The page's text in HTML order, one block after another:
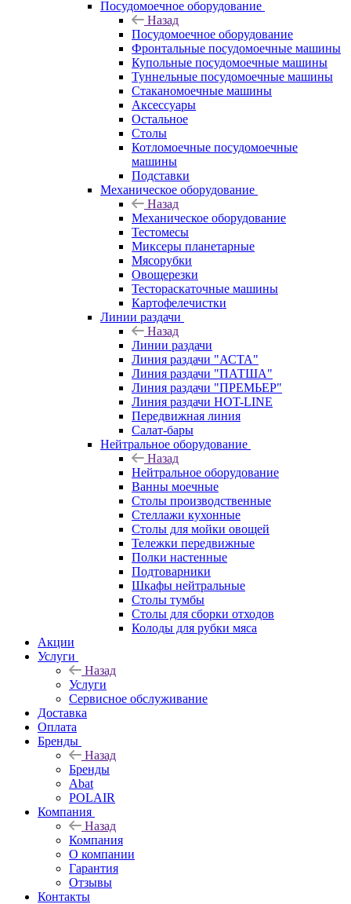
Посудомоечное оборудование
Назад
Посудомоечное оборудование
Фронтальные посудомоечные машины
Купольные посудомоечные машины
Туннельные посудомоечные машины
Стаканомоечные машины
Аксессуары
Остальное
Столы
Котломоечные посудомоечные
машины
Подставки
Механическое оборудование
Назад
Механическое оборудование
Тестомесы
Миксеры планетарные
Мясорубки
Овощерезки
Тестораскаточные машины
Картофелечистки
Линии раздачи
Назад
Линии раздачи
Линия раздачи "АСТА"
Линия раздачи "ПАТША"
Линия раздачи "ПРЕМЬЕР"
Линия раздачи HOT-LINE
Передвижная линия
Салат-бары
Нейтральное оборудование
Назад
Нейтральное оборудование
Ванны моечные
Столы производственные
Стеллажи кухонные
Столы для мойки овощей
Тележки передвижные
Полки настенные
Подтоварники
Шкафы нейтральные
Столы тумбы
Столы для сборки отходов
Колоды для рубки мяса
Акции
Услуги
Назад
Услуги
Сервисное обслуживание
Доставка
Оплата
Бренды
Назад
Бренды
Abat
POLAIR
Компания
Назад
Компания
О компании
Гарантия
Отзывы
Контакты